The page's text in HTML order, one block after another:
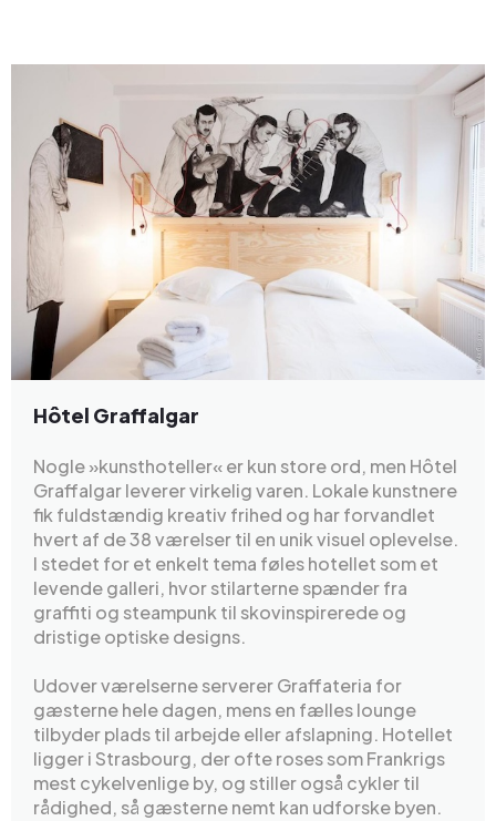
Hôtel Graffalgar
Nogle »kunsthoteller« er kun store ord, men Hôtel
Graffalgar leverer virkelig varen. Lokale kunstnere
fik fuldstændig kreativ frihed og har forvandlet
hvert af de 38 værelser til en unik visuel oplevelse.
I stedet for et enkelt tema føles hotellet som et
levende galleri, hvor stilarterne spænder fra
graffiti og steampunk til skovinspirerede og
dristige optiske designs.
Udover værelserne serverer Graffateria for
gæsterne hele dagen, mens en fælles lounge
tilbyder plads til arbejde eller afslapning. Hotellet
ligger i Strasbourg, der ofte roses som Frankrigs
mest cykelvenlige by, og stiller også cykler til
rådighed, så gæsterne nemt kan udforske byen.